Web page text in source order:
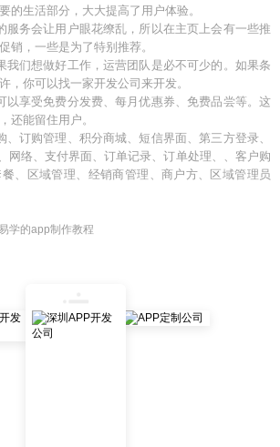
的生活部分，大大提高了用户体验。
服务会让用户眼花缭乱，所以在主页上会有一些推
销，一些是为了特别推荐。
我们想做好工作，运营团队是必不可少的。如果条
，你可以找一家开发公司来开发。
以享受免费分发费、每月优惠券、免费品尝等。这
还能留住用户。
订购管理、积分商城、短信界面、第三方登录、
网络、支付界面、订单记录、订单处理、、客户购
、区域管理、经销商管理、商户方、区域管理员
学的app制作教程